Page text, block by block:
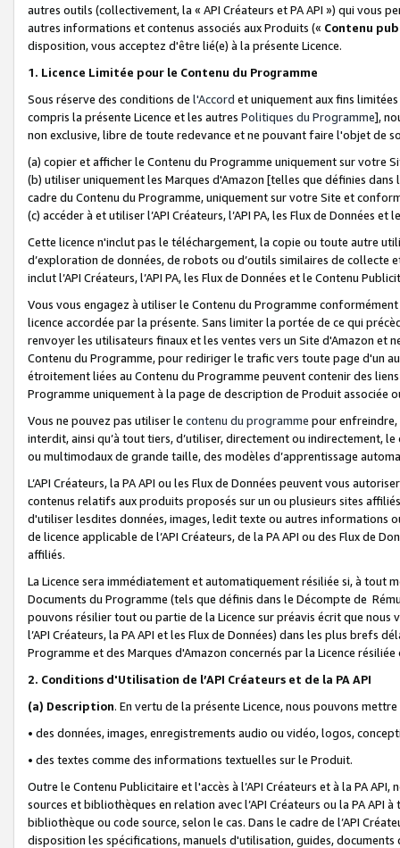
autres outils (collectivement, la « API Créateurs et PA API ») qui vous
autres informations et contenus associés aux Produits (« Contenu
disposition, vous acceptez d'être lié(e) à la présente Licence.
1. Licence Limitée pour le Contenu du Programme
Sous réserve des conditions de l'Accord et uniquement aux fins
compris la présente Licence et les autres Politiques du Programme],
non exclusive, libre de toute redevance et ne pouvant faire l'objet de
(a) copier et afficher le Contenu du Programme uniquement sur votre
(b) utiliser uniquement les Marques d'Amazon [telles que définies dans
cadre du Contenu du Programme, uniquement sur votre Site et
(c) accéder à et utiliser l’API Créateurs, l’API PA, les Flux de Données
Cette licence n'inclut pas le téléchargement, la copie ou toute autre
d’exploration de données, de robots ou d’outils similaires de
inclut l’API Créateurs, l’API PA, les Flux de Données et le Contenu
Vous vous engagez à utiliser le Contenu du Programme
licence accordée par la présente. Sans limiter la portée de ce qui
renvoyer les utilisateurs finaux et les ventes vers un Site d'Amazon et
Contenu du Programme, pour rediriger le trafic vers toute page d'un
étroitement liées au Contenu du Programme peuvent contenir des
Programme uniquement à la page de description de Produit associée
Vous ne pouvez pas utiliser le contenu du programme pour
interdit, ainsi qu’à tout tiers, d’utiliser, directement ou indirectement,
ou multimodaux de grande taille, des modèles d’apprentissage
L’API Créateurs, la PA API ou les Flux de Données peuvent vous
contenus relatifs aux produits proposés sur un ou plusieurs sites
d'utiliser lesdites données, images, ledit texte ou autres informations
de licence applicable de l’API Créateurs, de la PA API ou des Flux de
affiliés.
La Licence sera immédiatement et automatiquement résiliée si, à
Documents du Programme (tels que définis dans le Décompte de
pouvons résilier tout ou partie de la Licence sur préavis écrit que
l’API Créateurs, la PA API et les Flux de Données) dans les plus
Programme et des Marques d'Amazon concernés par la Licence
2. Conditions d'Utilisation de l’API Créateurs et de la PA API
(a) Description. En vertu de la présente Licence, nous pouvons
• des données, images, enregistrements audio ou vidéo, logos,
• des textes comme des informations textuelles sur le Produit.
Outre le Contenu Publicitaire et l'accès à l’API Créateurs et à la PA
sources et bibliothèques en relation avec l’API Créateurs ou la PA
bibliothèque ou code source, selon le cas. Dans le cadre de l’API
disposition les spécifications, manuels d'utilisation, guides,